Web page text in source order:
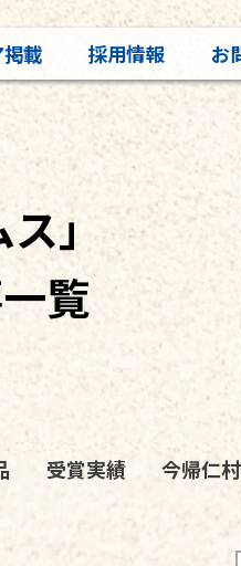
掲載 採用情報 お
」
覧
受賞実績 今帰仁